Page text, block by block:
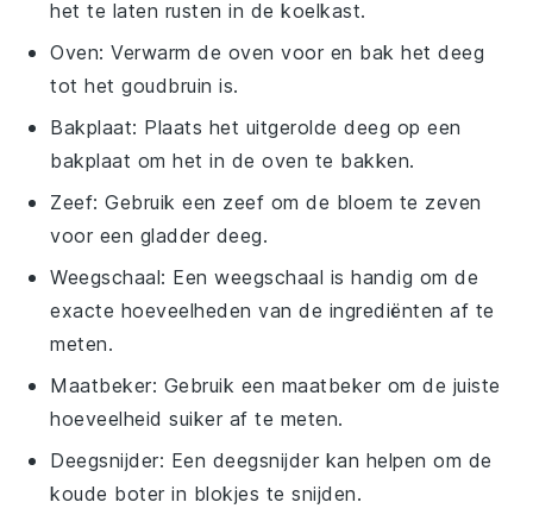
het te laten rusten in de koelkast.
Oven: Verwarm de oven voor en bak het deeg
tot het goudbruin is.
Bakplaat: Plaats het uitgerolde deeg op een
bakplaat om het in de oven te bakken.
Zeef: Gebruik een zeef om de bloem te zeven
voor een gladder deeg.
Weegschaal: Een weegschaal is handig om de
exacte hoeveelheden van de ingrediënten af te
meten.
Maatbeker: Gebruik een maatbeker om de juiste
hoeveelheid suiker af te meten.
Deegsnijder: Een deegsnijder kan helpen om de
koude boter in blokjes te snijden.